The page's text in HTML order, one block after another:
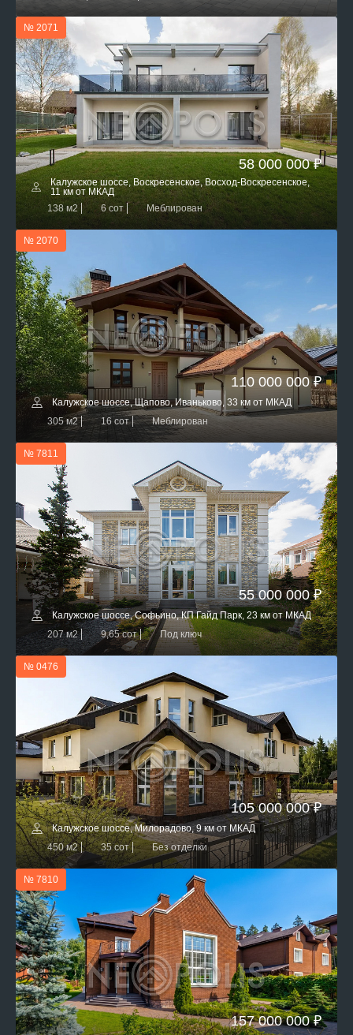
№ 2071
58 000 000 ₽
Калужское шоссе, Воскресенское, Восход-Воскресенское,
11 км от МКАД
138 м2
6 сот Меблирован
№ 2070
110 000 000 ₽
Калужское шоссе, Щапово, Иваньково, 33 км от МКАД
305 м2
16 сот Меблирован
№ 7811
55 000 000 ₽
Калужское шоссе, Софьино, КП Гайд Парк, 23 км от МКАД
207 м2
9,65 сот Под ключ
№ 0476
105 000 000 ₽
Калужское шоссе, Милорадово, 9 км от МКАД
450 м2
35 сот Без отделки
№ 7810
157 000 000 ₽